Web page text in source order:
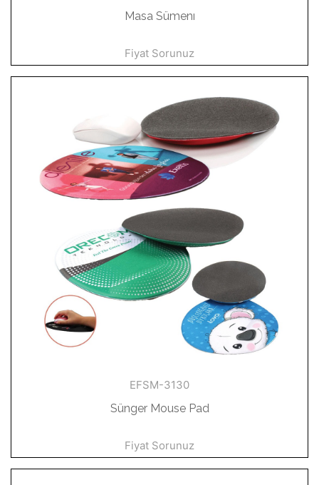
Masa Sümenı
Fiyat Sorunuz
EFSM-3130
Sünger Mouse Pad
Fiyat Sorunuz